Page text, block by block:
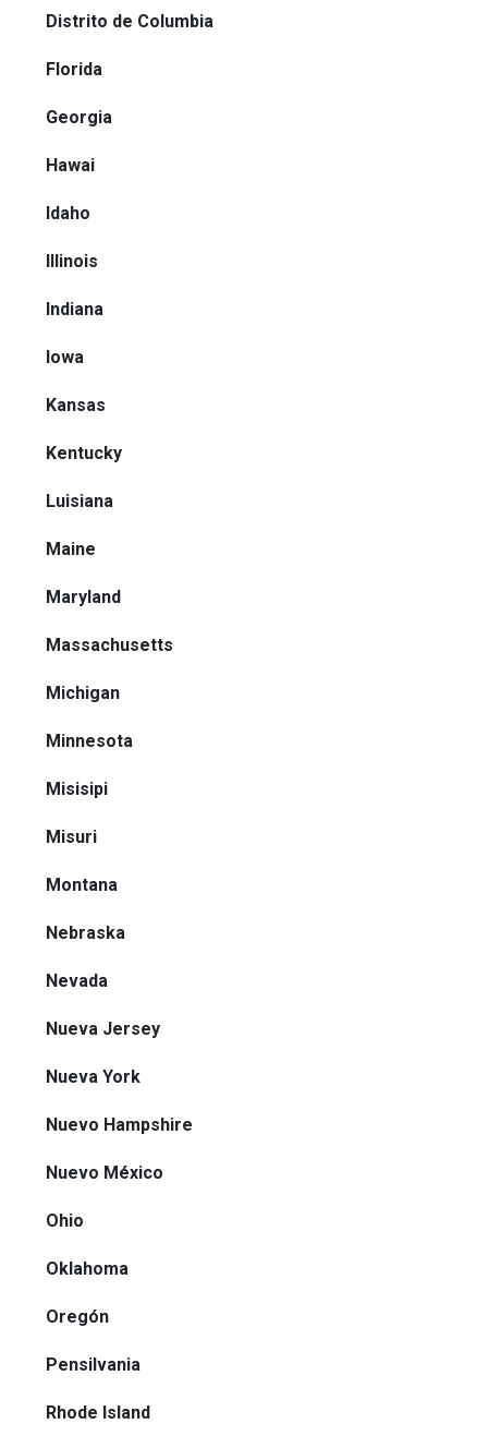
Distrito de Columbia
Florida
Georgia
Hawai
Idaho
Illinois
Indiana
Iowa
Kansas
Kentucky
Luisiana
Maine
Maryland
Massachusetts
Michigan
Minnesota
Misisipi
Misuri
Montana
Nebraska
Nevada
Nueva Jersey
Nueva York
Nuevo Hampshire
Nuevo México
Ohio
Oklahoma
Oregón
Pensilvania
Rhode Island